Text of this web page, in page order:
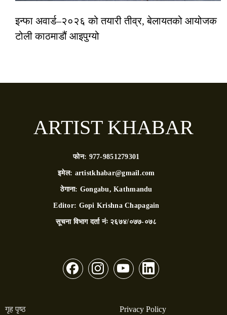
इन्फा अवार्ड–२०२६ को तयारी तीव्र, बेलायतको आयोजक
टोली काठमाडौं आइपुग्यो
ARTIST KHABAR
फोन: 977-9851279301
इमेल: artistkhabar@gmail.com
ठेगाना: Gongabu, Kathmandu
Editor: Gopi Krishna Chapagain
सूचना विभाग दर्ता नंः २६७४/०७७-०७८
गृह पृष्ठ
Privacy Policy